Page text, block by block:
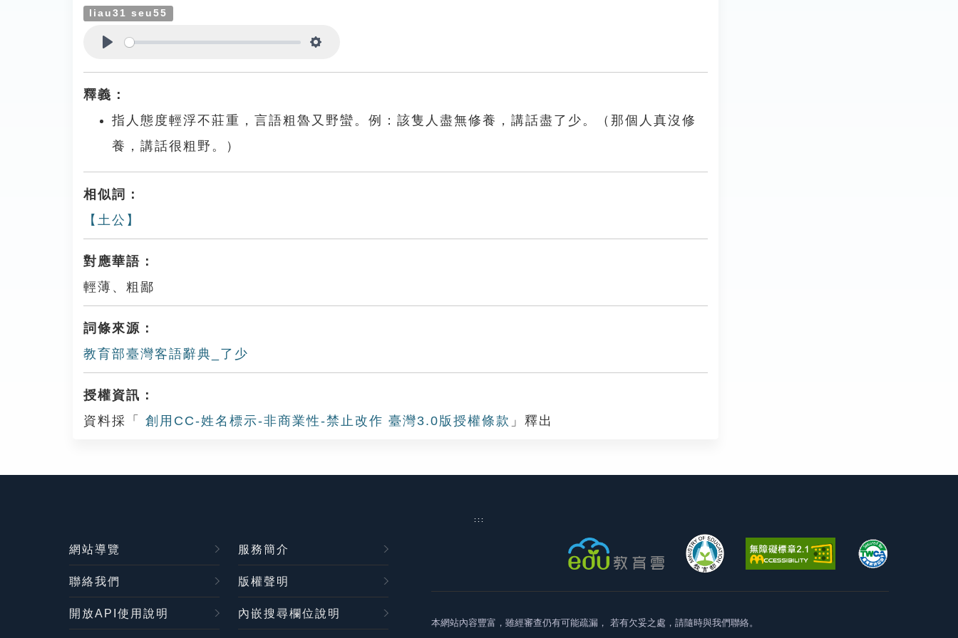
liau31 seu55
釋義：
指人態度輕浮不莊重，言語粗魯又野蠻。例：該隻人盡無修養，講話盡了少。（那個人真沒修
養，講話很粗野。）
相似詞：
【土公】
對應華語：
輕薄、粗鄙
詞條來源：
教育部臺灣客語辭典_了少
授權資訊：
資料採「
創用CC-姓名標示-非商業性-禁止改作 臺灣3.0版授權條款 」釋出
:::
網站導覽 服務簡介
聯絡我們 版權聲明
開放API使用說明 內嵌搜尋欄位說明
本網站內容豐富，雖經審查仍有可能疏漏， 若有欠妥之處，請隨時與我們聯絡。